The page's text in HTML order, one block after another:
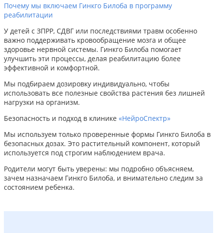
Почему мы включаем Гинкго Билоба в программу
реабилитации
У детей с ЗПРР, СДВГ или последствиями травм особенно
важно поддерживать кровообращение мозга и общее
здоровье нервной системы. Гинкго Билоба помогает
улучшить эти процессы, делая реабилитацию более
эффективной и комфортной.
Мы подбираем дозировку индивидуально, чтобы
использовать все полезные свойства растения без лишней
нагрузки на организм.
Безопасность и подход в клинике «НейроСпектр»
Мы используем только проверенные формы Гинкго Билоба в
безопасных дозах. Это растительный компонент, который
используется под строгим наблюдением врача.
Родители могут быть уверены: мы подробно объясняем,
зачем назначаем Гинкго Билоба, и внимательно следим за
состоянием ребенка.